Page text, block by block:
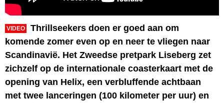
VIDEO
Thrillseekers doen er goed aan om
komende zomer even op en neer te vliegen naar
Scandinavië. Het Zweedse pretpark Liseberg zet
zichzelf op de internationale coasterkaart met de
opening van Helix, een verbluffende achtbaan
met twee lanceringen (100 kilometer per uur) en